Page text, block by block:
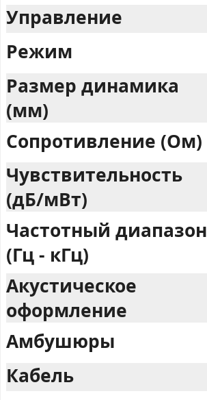
Управление
Режим
Размер динамика
(мм)
Сопротивление (Ом)
Чувствительность
(дБ/мВт)
Частотный диапазон
(Гц - кГц)
Акустическое
оформление
Амбушюры
Кабель